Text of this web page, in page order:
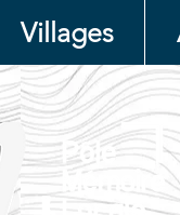
Villages